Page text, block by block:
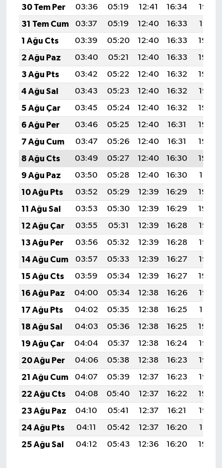
30 Tem Per
03:36 05:19 12:41 16:34
19:52
31 Tem Cum
03:37 05:19 12:40 16:33
19:51
1 Ağu Cts
03:39 05:20 12:40 16:33
19:50
2 Ağu Paz
03:40 05:21 12:40 16:33
19:49
3 Ağu Pts
03:42 05:22 12:40 16:32
19:48
4 Ağu Sal
03:43 05:23 12:40 16:32
19:47
5 Ağu Çar
03:45 05:24 12:40 16:32
19:46
6 Ağu Per
03:46 05:25 12:40 16:31
19:45
7 Ağu Cum
03:47 05:26 12:40 16:31
19:44
8 Ağu Cts
03:49 05:27 12:40 16:30
19:43
9 Ağu Paz
03:50 05:28 12:40 16:30
19:41
10 Ağu Pts
03:52 05:29 12:39 16:29
19:40
11 Ağu Sal
03:53 05:30 12:39 16:29
19:39
12 Ağu Çar
03:55 05:31 12:39 16:28
19:38
13 Ağu Per
03:56 05:32 12:39 16:28
19:36
14 Ağu Cum
03:57 05:33 12:39 16:27
19:35
15 Ağu Cts
03:59 05:34 12:39 16:27
19:34
16 Ağu Paz
04:00 05:34 12:38 16:26
19:32
17 Ağu Pts
04:02 05:35 12:38 16:25
19:31
18 Ağu Sal
04:03 05:36 12:38 16:25
19:30
19 Ağu Çar
04:04 05:37 12:38 16:24
19:28
20 Ağu Per
04:06 05:38 12:38 16:23
19:27
21 Ağu Cum
04:07 05:39 12:37 16:23
19:25
22 Ağu Cts
04:08 05:40 12:37 16:22
19:24
23 Ağu Paz
04:10 05:41 12:37 16:21
19:22
24 Ağu Pts
04:11 05:42 12:37 16:20
19:21
25 Ağu Sal
04:12 05:43 12:36 16:20 19:20